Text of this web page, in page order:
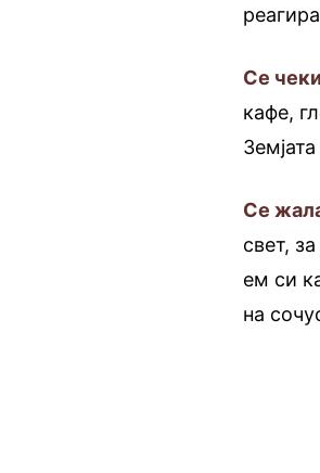
Се
кафе,
Се
свет,
ем си
на